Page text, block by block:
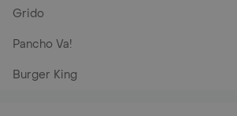
Grido
Pancho Va!
Burger King